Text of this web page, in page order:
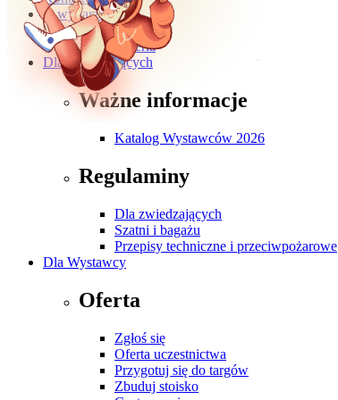
O wydarzeniu
O targach
Galeria
Dla Zwiedzających
Ważne informacje
Katalog Wystawców 2026
Regulaminy
Dla zwiedzających
Szatni i bagażu
Przepisy techniczne i przeciwpożarowe
Dla Wystawcy
Oferta
Zgłoś się
Oferta uczestnictwa
Przygotuj się do targów
Zbuduj stoisko